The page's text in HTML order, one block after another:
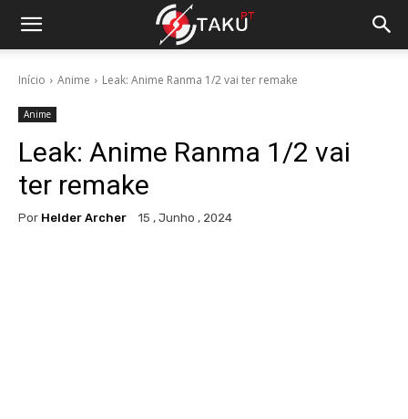
Início Anime Leak: Anime Ranma 1/2 vai ter remake
Anime
Leak: Anime Ranma 1/2 vai
ter remake
Por Helder Archer 15 , Junho , 2024